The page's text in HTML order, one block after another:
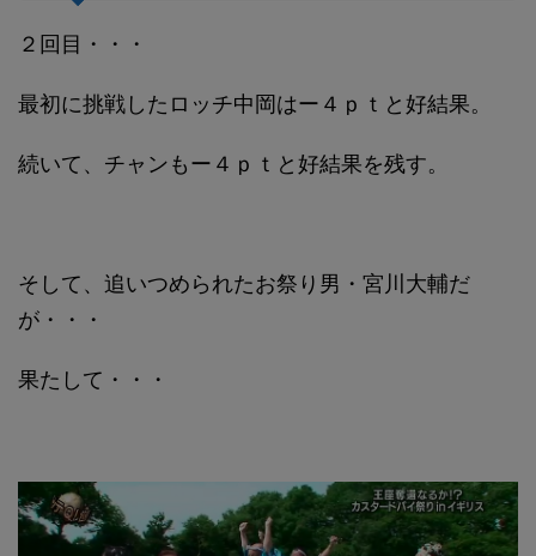
２回目・・・
最初に挑戦したロッチ中岡はー４ｐｔと好結果。
続いて、チャンもー４ｐｔと好結果を残す。
そして、追いつめられたお祭り男・宮川大輔だ
が・・・
果たして・・・